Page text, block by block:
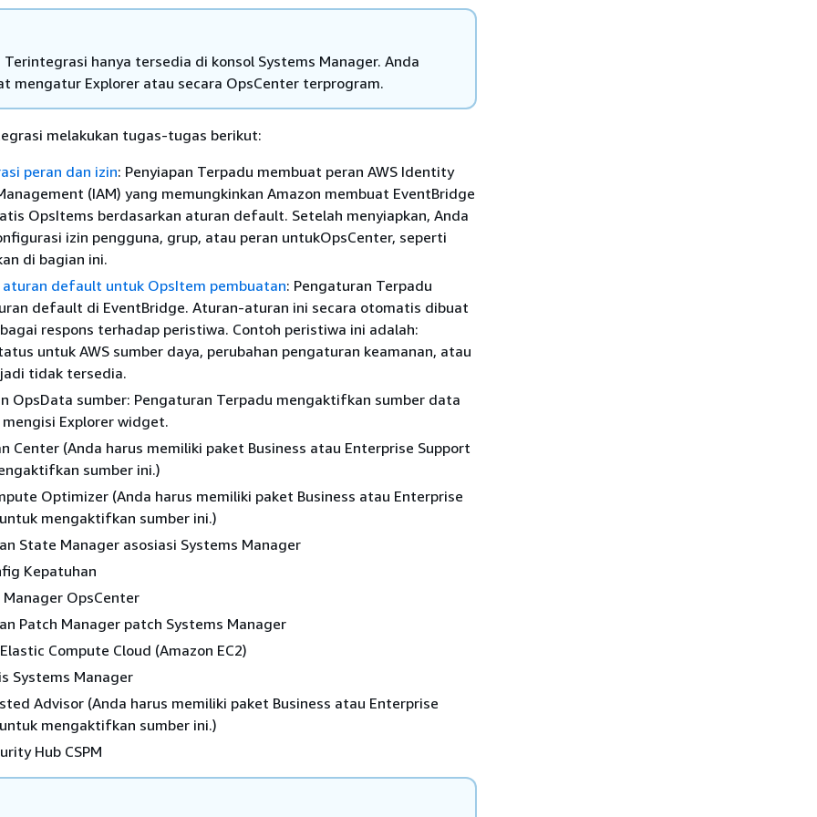
Terintegrasi hanya tersedia di konsol Systems Manager. Anda
mengatur Explorer atau secara OpsCenter terprogram.
melakukan tugas-tugas berikut:
peran dan izin: Penyiapan Terpadu membuat peran AWS Identity
(IAM) yang memungkinkan Amazon membuat EventBridge
OpsItems berdasarkan aturan default. Setelah menyiapkan, Anda
izin pengguna, grup, atau peran untukOpsCenter, seperti
di bagian ini.
aturan default untuk OpsItem pembuatan: Pengaturan Terpadu
default di EventBridge. Aturan-aturan ini secara otomatis dibuat
respons terhadap peristiwa. Contoh peristiwa ini adalah:
untuk AWS sumber daya, perubahan pengaturan keamanan, atau
tidak tersedia.
OpsData sumber: Pengaturan Terpadu mengaktifkan sumber data
Explorer widget.
Center (Anda harus memiliki paket Business atau Enterprise Support
sumber ini.)
Optimizer (Anda harus memiliki paket Business atau Enterprise
mengaktifkan sumber ini.)
State Manager asosiasi Systems Manager
Kepatuhan
OpsCenter
Patch Manager patch Systems Manager
Compute Cloud (Amazon EC2)
Systems Manager
Advisor (Anda harus memiliki paket Business atau Enterprise
mengaktifkan sumber ini.)
Hub CSPM